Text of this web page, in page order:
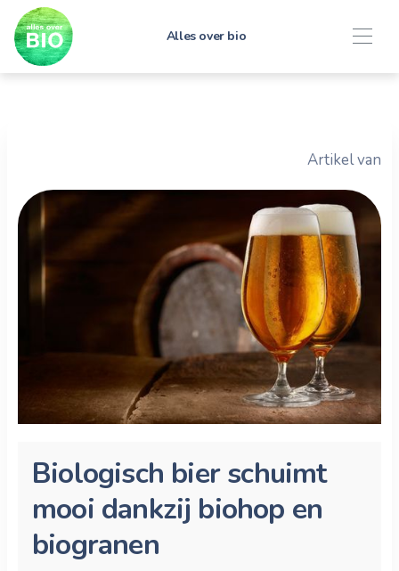
Alles over bio
Artikel van
Biologisch bier schuimt
mooi dankzij biohop en
biogranen